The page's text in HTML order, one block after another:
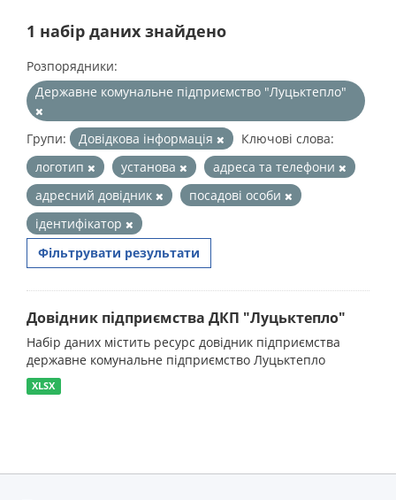
1 набір даних знайдено
Розпорядники:
Державне комунальне підприємство "Луцьктепло"
Групи: Довідкова інформація
Ключові слова:
логотип
установа
адреса та телефони
адресний довідник
посадові особи
ідентифікатор
Фільтрувати результати
Довідник підприємства ДКП "Луцьктепло"
Набір даних містить ресурс довідник підприємства
державне комунальне підприємство Луцьктепло
XLSX